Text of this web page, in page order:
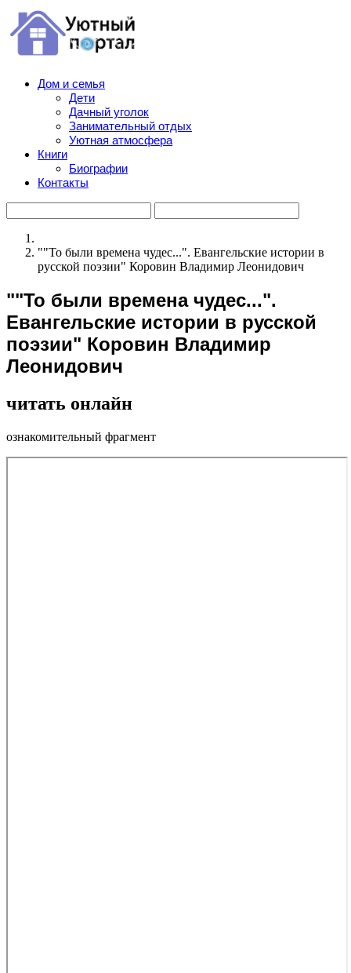
Дом и семья
Дети
Дачный уголок
Занимательный отдых
Уютная атмосфера
Книги
Биографии
Контакты
""То были времена чудес...". Евангельские истории в
русской поэзии" Коровин Владимир Леонидович
""То были времена чудес...".
Евангельские истории в русской
поэзии" Коровин Владимир
Леонидович
читать онлайн
ознакомительный фрагмент